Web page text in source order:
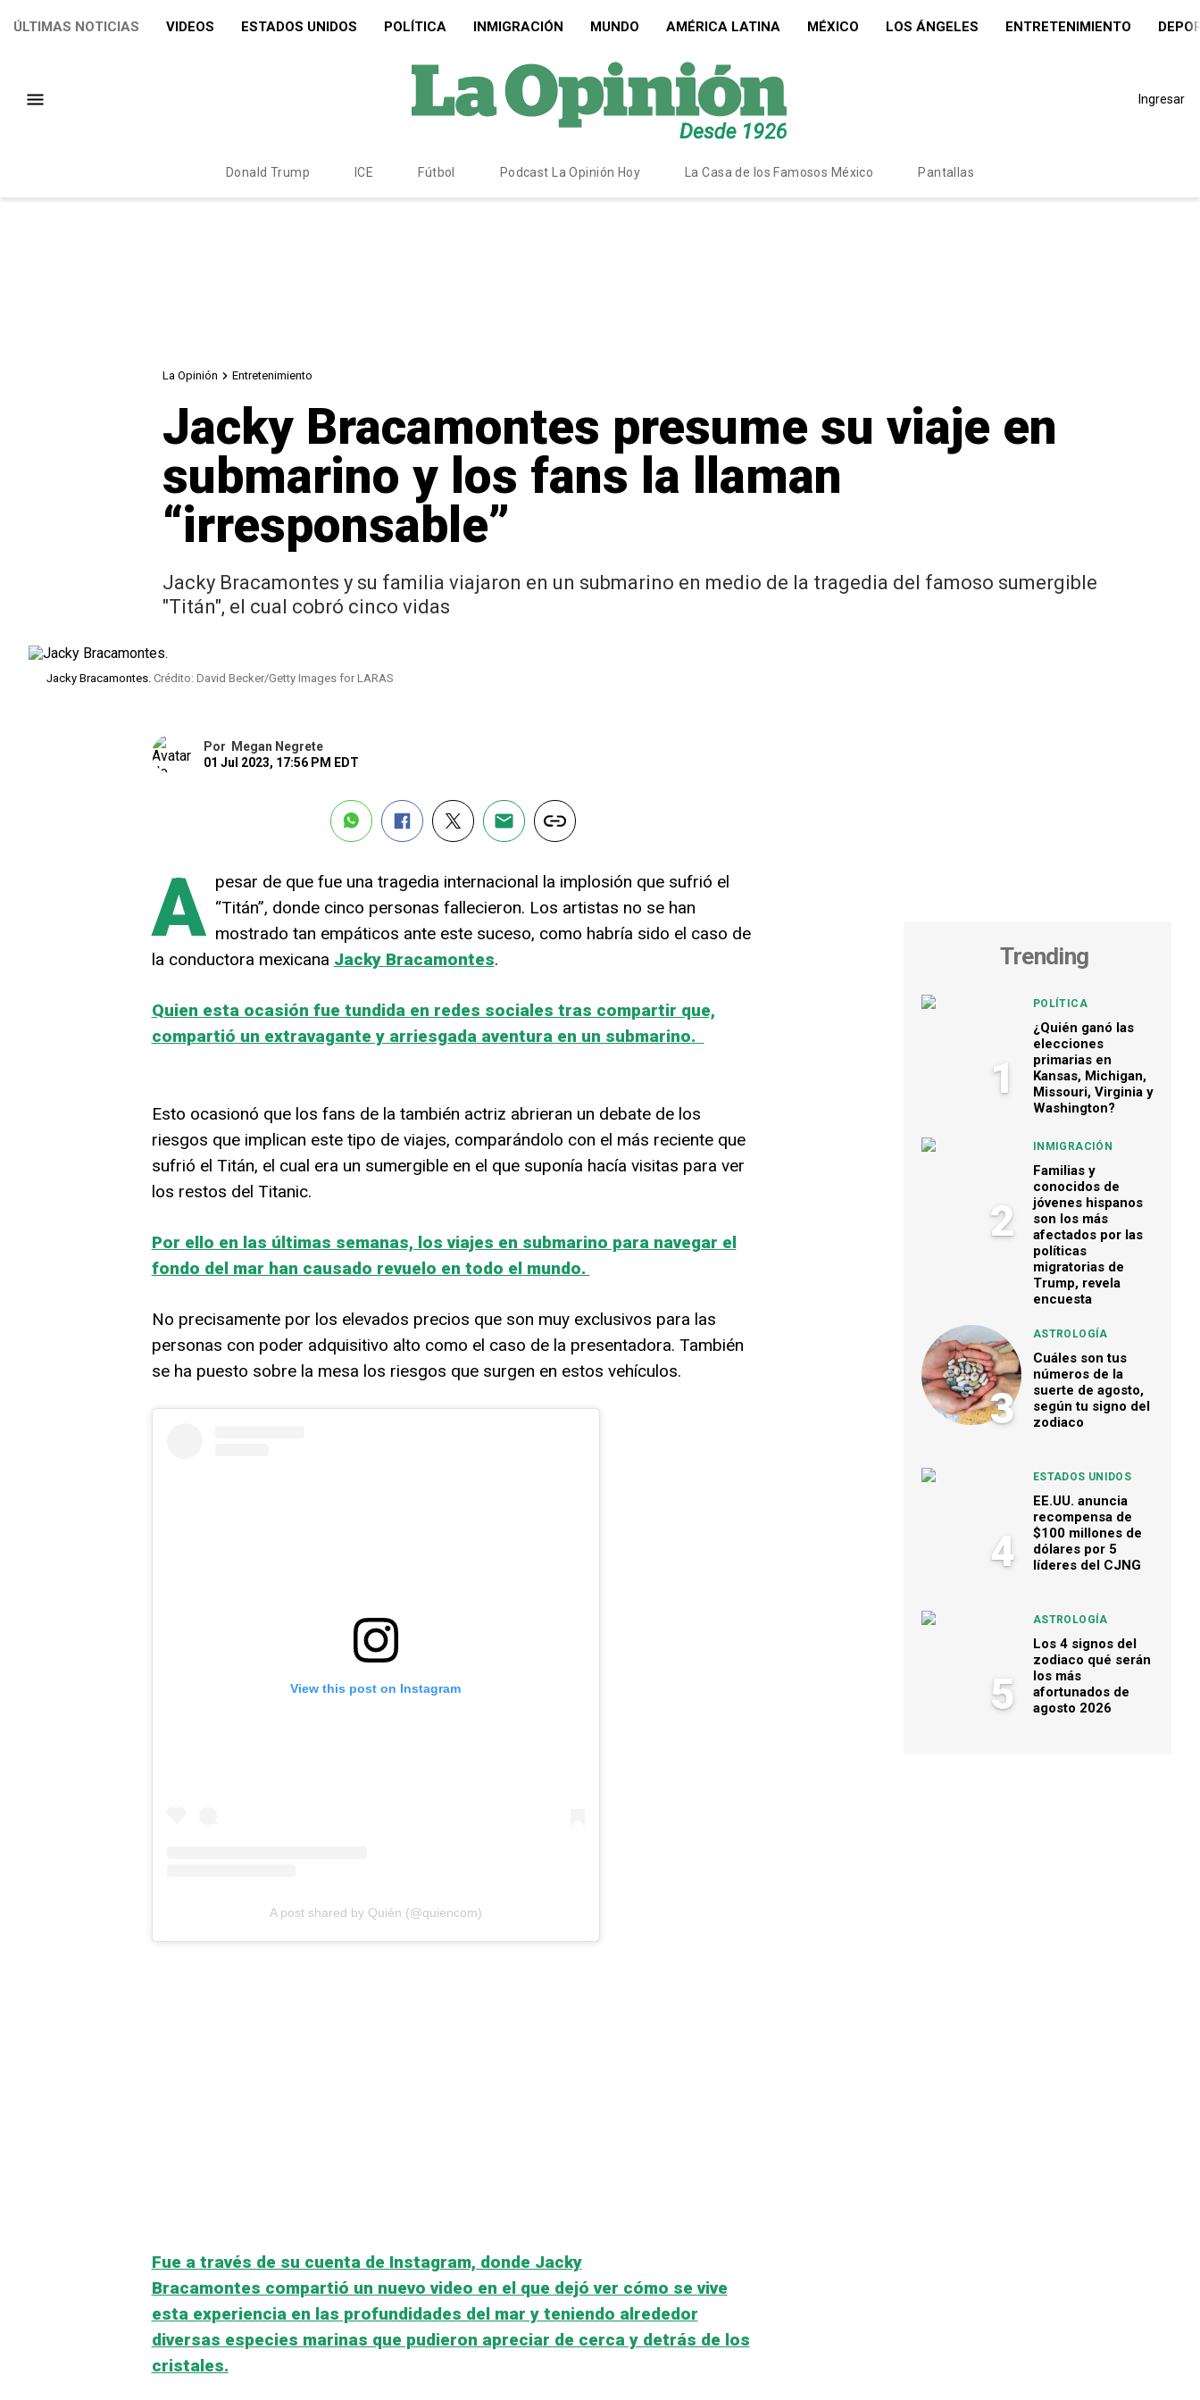
ÚLTIMAS NOTICIAS VIDEOS ESTADOS UNIDOS POLÍTICA INMIGRACIÓN MUNDO AMÉRICA LATINA MÉXICO LOS ÁNGELES ENTRETENIMIENTO
Ingresar
Donald Trump ICE Fútbol Podcast La Opinión Hoy La Casa de los Famosos México Pantallas
La Opinión Entretenimiento
Jacky Bracamontes presume su viaje en
submarino y los fans la llaman
“irresponsable”
Jacky Bracamontes y su familia viajaron en un submarino en medio de la tragedia del famoso sumergible
"Titán", el cual cobró cinco vidas
Jacky Bracamontes. Crédito: David Becker/Getty Images for LARAS
Por
Megan Negrete
01 Jul 2023, 17:56 PM EDT
A pesar de que fue una tragedia internacional la implosión que sufrió el
“Titán”, donde cinco personas fallecieron. Los artistas no se han
mostrado tan empáticos ante este suceso, como habría sido el caso de
la conductora mexicana Jacky Bracamontes.
Quien esta ocasión fue tundida en redes sociales tras compartir que,
compartió un extravagante y arriesgada aventura en un submarino.
Esto ocasionó que los fans de la también actriz abrieran un debate de los
riesgos que implican este tipo de viajes, comparándolo con el más reciente que
sufrió el Titán, el cual era un sumergible en el que suponía hacía visitas para ver
los restos del Titanic.
Por ello en las últimas semanas, los viajes en submarino para navegar el
fondo del mar han causado revuelo en todo el mundo.
No precisamente por los elevados precios que son muy exclusivos para las
personas con poder adquisitivo alto como el caso de la presentadora. También
se ha puesto sobre la mesa los riesgos que surgen en estos vehículos.
View this post on Instagram
A post shared by Quién (@quiencom)
Fue a través de su cuenta de Instagram, donde Jacky
Bracamontes compartió un nuevo video en el que dejó ver cómo se vive
esta experiencia en las profundidades del mar y teniendo alrededor
diversas especies marinas que pudieron apreciar de cerca y detrás de los
cristales.
Trending
1
POLÍTICA
¿Quién ganó las
elecciones
primarias en
Kansas, Michigan,
Missouri, Virginia y
Washington?
2
INMIGRACIÓN
Familias y
conocidos de
jóvenes hispanos
son los más
afectados por las
políticas
migratorias de
Trump, revela
encuesta
3
ASTROLOGÍA
Cuáles son tus
números de la
suerte de agosto,
según tu signo del
zodiaco
4
ESTADOS UNIDOS
EE.UU. anuncia
recompensa de
$100 millones de
dólares por 5
líderes del CJNG
5
ASTROLOGÍA
Los 4 signos del
zodiaco qué serán
los más
afortunados de
agosto 2026